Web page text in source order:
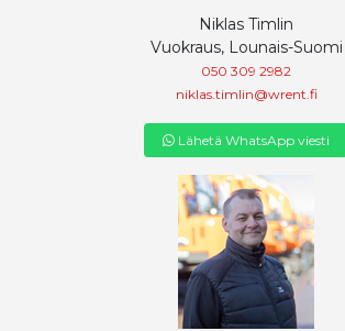
Niklas Timlin
Vuokraus, Lounais-Suomi
050 309 2982
niklas.timlin@wrent.fi
Lähetä WhatsApp viesti